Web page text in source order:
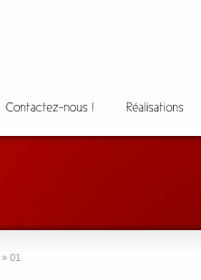
» 01